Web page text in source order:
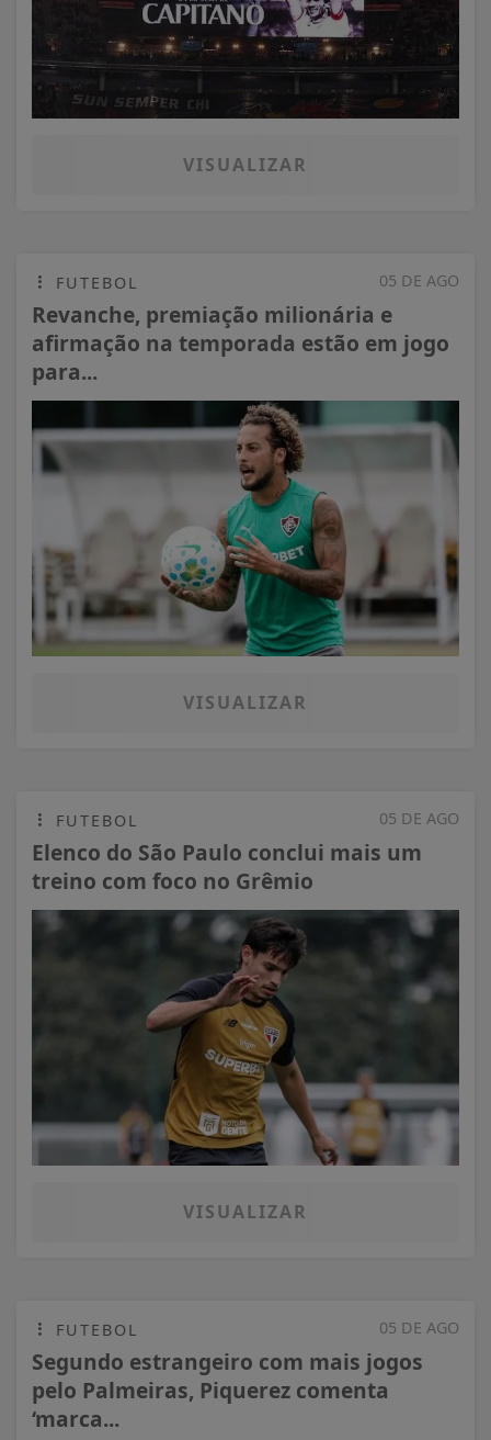
VISUALIZAR
05 DE AGO
FUTEBOL
Revanche, premiação milionária e
afirmação na temporada estão em jogo
para...
VISUALIZAR
05 DE AGO
FUTEBOL
Elenco do São Paulo conclui mais um
treino com foco no Grêmio
VISUALIZAR
05 DE AGO
FUTEBOL
Segundo estrangeiro com mais jogos
pelo Palmeiras, Piquerez comenta
‘marca...